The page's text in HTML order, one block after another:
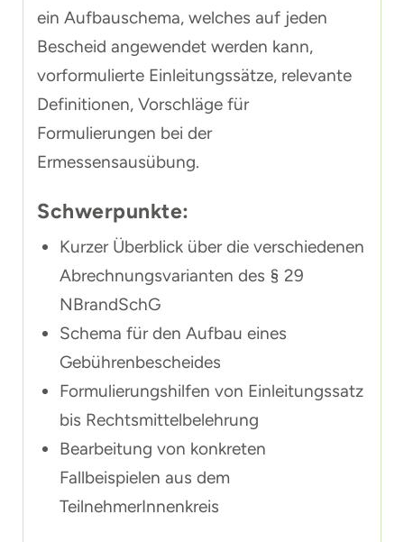
ein Aufbauschema, welches auf jeden
Bescheid angewendet werden kann,
vorformulierte Einleitungssätze, relevante
Definitionen, Vorschläge für
Formulierungen bei der
Ermessensausübung.
Schwerpunkte:
Kurzer Überblick über die verschiedenen
Abrechnungsvarianten des § 29
NBrandSchG
Schema für den Aufbau eines
Gebührenbescheides
Formulierungshilfen von Einleitungssatz
bis Rechtsmittelbelehrung
Bearbeitung von konkreten
Fallbeispielen aus dem
TeilnehmerInnenkreis